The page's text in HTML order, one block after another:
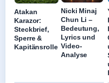
Atakan
Karazor:
Steckbrief,
Sperre &
Kapitänsrolle
Nicki Minaj
Chun Li –
Bedeutung,
Lyrics und
Video-
Analyse